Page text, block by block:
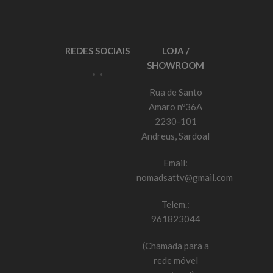
REDES SOCIAIS
LOJA /
SHOWROOM
Rua de Santo
Amaro nº36A
2230-101
Andreus, Sardoal
Email:
nomadsattv@gmail.com
Telem.:
961823044
(Chamada para a
rede móvel